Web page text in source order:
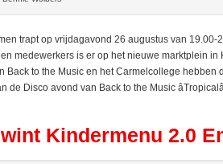
trapt op vrijdagavond 26 augustus van
medewerkers is er op het nieuwe marktplein
Back to the Music en het Carmelcollege
Disco avond van Back to the Music
Kindermenu 2.0